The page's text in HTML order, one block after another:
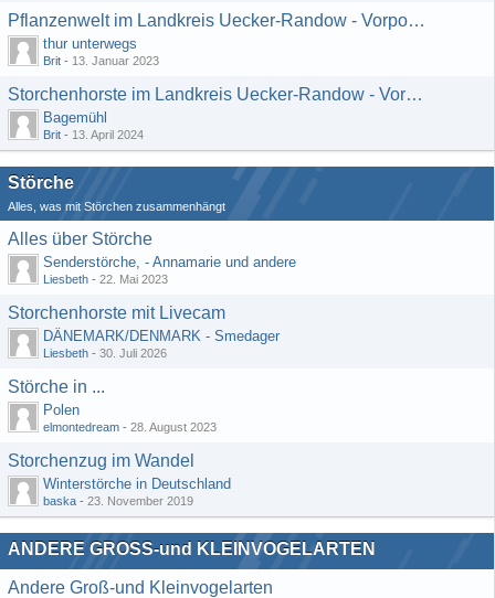
Pflanzenwelt im Landkreis Uecker-Randow - Vorpommern-Greifswald
thur unterwegs
Brit - 13. Januar 2023
Storchenhorste im Landkreis Uecker-Randow - Vorpommern-Greifswald
Bagemühl
Brit - 13. April 2024
Störche
Alles, was mit Störchen zusammenhängt
Alles über Störche
Senderstörche, - Annamarie und andere
Liesbeth - 22. Mai 2023
Storchenhorste mit Livecam
DÄNEMARK/DENMARK - Smedager
Liesbeth - 30. Juli 2026
Störche in ...
Polen
elmontedream - 28. August 2023
Storchenzug im Wandel
Winterstörche in Deutschland
baska - 23. November 2019
ANDERE GROSS-und KLEINVOGELARTEN
Andere Groß-und Kleinvogelarten